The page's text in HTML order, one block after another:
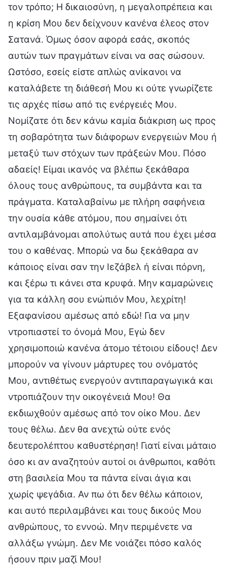
τον τρόπο; Η δικαιοσύνη, η μεγαλοπρέπεια και
η κρίση Μου δεν δείχνουν κανένα έλεος στον
Σατανά. Όμως όσον αφορά εσάς, σκοπός
αυτών των πραγμάτων είναι να σας σώσουν.
Ωστόσο, εσείς είστε απλώς ανίκανοι να
καταλάβετε τη διάθεσή Μου κι ούτε γνωρίζετε
τις αρχές πίσω από τις ενέργειές Μου.
Νομίζατε ότι δεν κάνω καμία διάκριση ως προς
τη σοβαρότητα των διάφορων ενεργειών Μου ή
μεταξύ των στόχων των πράξεών Μου. Πόσο
αδαείς! Είμαι ικανός να βλέπω ξεκάθαρα
όλους τους ανθρώπους, τα συμβάντα και τα
πράγματα. Καταλαβαίνω με πλήρη σαφήνεια
την ουσία κάθε ατόμου, που σημαίνει ότι
αντιλαμβάνομαι απολύτως αυτά που έχει μέσα
του ο καθένας. Μπορώ να δω ξεκάθαρα αν
κάποιος είναι σαν την Ιεζάβελ ή είναι πόρνη,
και ξέρω τι κάνει στα κρυφά. Μην καμαρώνεις
για τα κάλλη σου ενώπιόν Μου, λεχρίτη!
Εξαφανίσου αμέσως από εδώ! Για να μην
ντροπιαστεί το όνομά Μου, Εγώ δεν
χρησιμοποιώ κανένα άτομο τέτοιου είδους! Δεν
μπορούν να γίνουν μάρτυρες του ονόματός
Μου, αντιθέτως ενεργούν αντιπαραγωγικά και
ντροπιάζουν την οικογένειά Μου! Θα
εκδιωχθούν αμέσως από τον οίκο Μου. Δεν
τους θέλω. Δεν θα ανεχτώ ούτε ενός
δευτερολέπτου καθυστέρηση! Γιατί είναι μάταιο
όσο κι αν αναζητούν αυτοί οι άνθρωποι, καθότι
στη βασιλεία Μου τα πάντα είναι άγια και
χωρίς ψεγάδια. Αν πω ότι δεν θέλω κάποιον,
και αυτό περιλαμβάνει και τους δικούς Μου
ανθρώπους, το εννοώ. Μην περιμένετε να
αλλάξω γνώμη. Δεν Με νοιάζει πόσο καλός
ήσουν πριν μαζί Μου!